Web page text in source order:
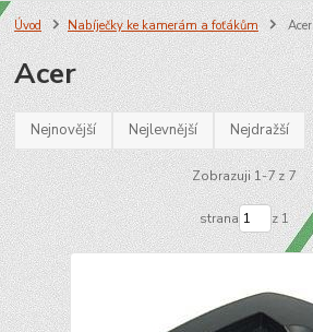
Úvod Nabíječky ke kamerám a foťákům Acer
Acer
Nejnovější Nejlevnější Nejdražší
Zobrazuji 1-7 z 7
strana z 1